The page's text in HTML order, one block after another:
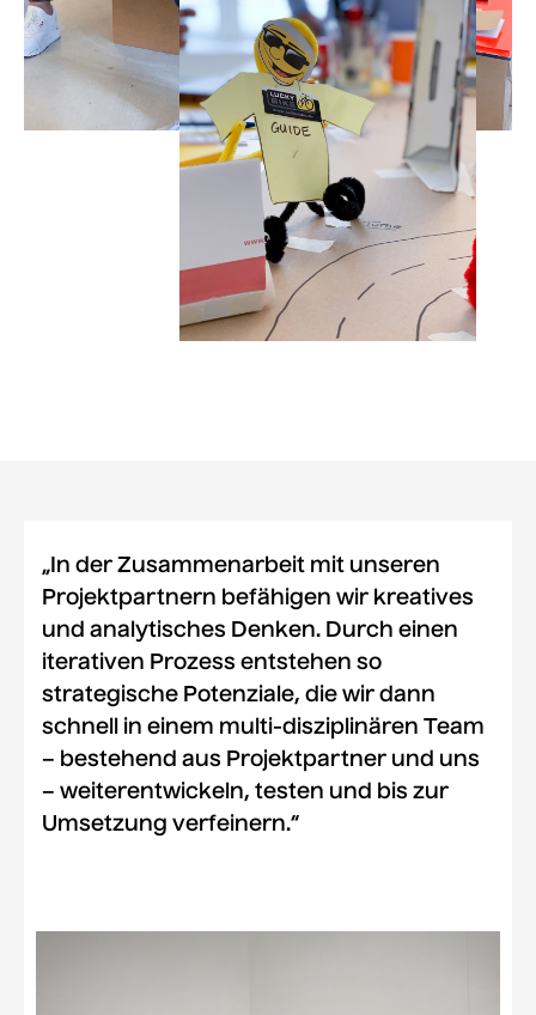
„In der Zusammenarbeit mit unseren
Projektpartnern befähigen wir kreatives
und analytisches Denken. Durch einen
iterativen Prozess entstehen so
strategische Potenziale, die wir dann
schnell in einem multi-disziplinären Team
– bestehend aus Projektpartner und uns
– weiterentwickeln, testen und bis zur
Umsetzung verfeinern.“